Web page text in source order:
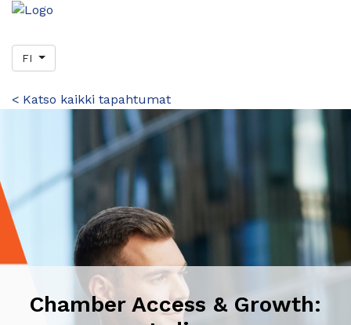
FI
< Katso kaikki tapahtumat
Chamber Access & Growth: